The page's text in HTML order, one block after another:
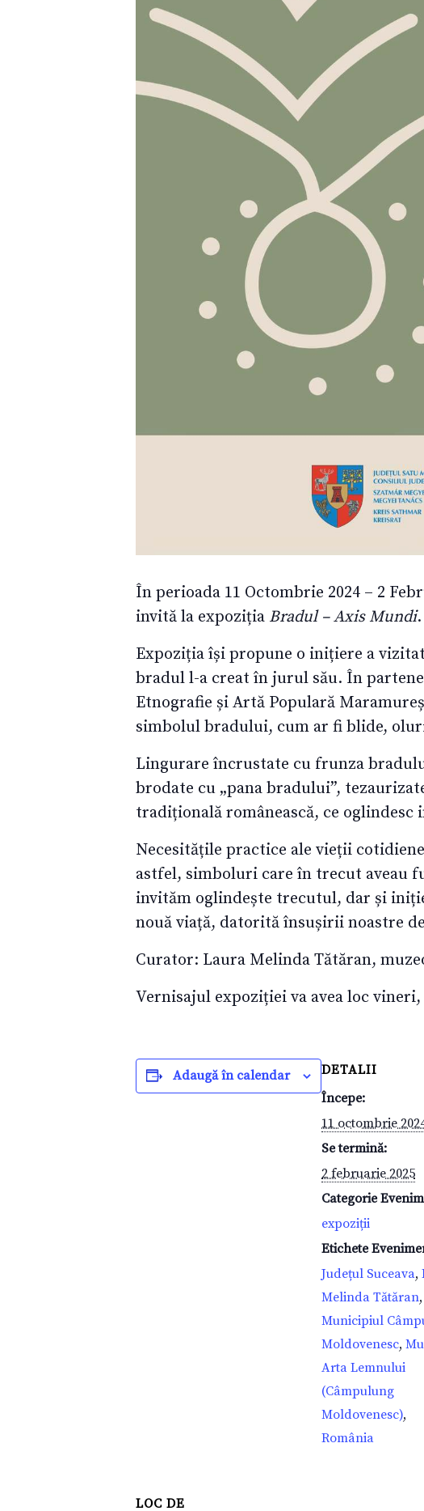
În perioada 11 Octombrie 2024 – 2
invită la expoziția Bradul – Axis Mundi.
Expoziția își propune o inițiere a
bradul l-a creat în jurul său. În
Etnografie și Artă Populară
simbolul bradului, cum ar fi blide,
Lingurare încrustate cu frunza
brodate cu „pana bradului”,
tradițională românească, ce
Necesitățile practice ale vieții
astfel, simboluri care în trecut aveau
invităm oglindește trecutul, dar și
nouă viață, datorită însușirii noastre
Curator: Laura Melinda Tătăran,
Vernisajul expoziției va avea loc
Adaugă în calendar
DETALII
Începe:
11 octombrie
Se termină:
2 februarie 2025
Categorie
expoziții
Etichete
Județul Suceava,
Melinda Tătăran,
Municipiul
Moldovenesc,
Arta Lemnului
(Câmpulung
Moldovenesc),
România
LOC DE